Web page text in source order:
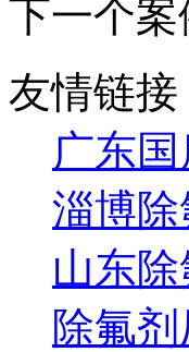
下一个案
友情链接
广东
淄博除
山东除
除氟